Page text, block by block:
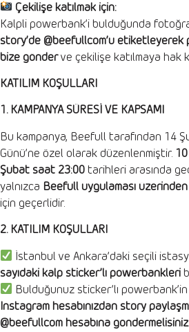
Çekilişe katılmak için:
Kalpli powerbank’i bulduğunda
story’de @beefullcom’u etiketleyerek
bize gönderve çekilişe katılmaya hak
KATILIM KOŞULLARI
1. KAMPANYA SÜRESİ VE KAPSAMI
Bu kampanya, Beefull tarafından 14
Günü’ne özel olarak düzenlenmiştir.
Şubat saat 23:00 tarihleri arasında
yalnızca Beefull uygulaması
için geçerlidir.
2. KATILIM KOŞULLARI
İstanbul ve Ankara’daki seçili
sayıdaki kalp sticker’lı powerbankleri
Bulduğunuz sticker’lı
Instagram hesabınızdan story
@beefullcom hesabına göndermelisiniz.